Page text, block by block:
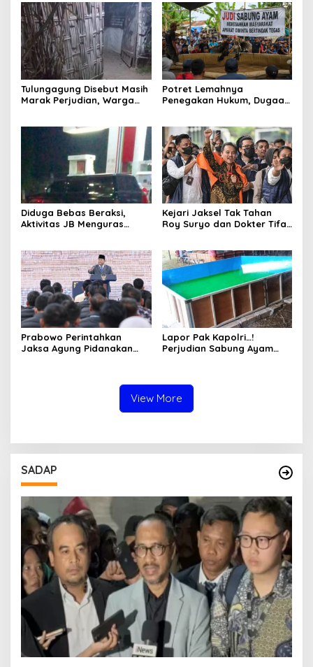
Tulungagung Disebut Masih
Marak Perjudian, Warga
Potret Lemahnya
Penegakan Hukum, Dugaan
Diduga Bebas Beraksi,
Aktivitas JB Menguras
Warga
Kejari Jaksel Tak Tahan
Roy Suryo dan Dokter Tifa,
Hukum
Prabowo Perintahkan
Jaksa Agung Pidanakan
Lapor Pak Kapolri…!
Perjudian Sabung Ayam
Aparat dan Media
View More
SADAP